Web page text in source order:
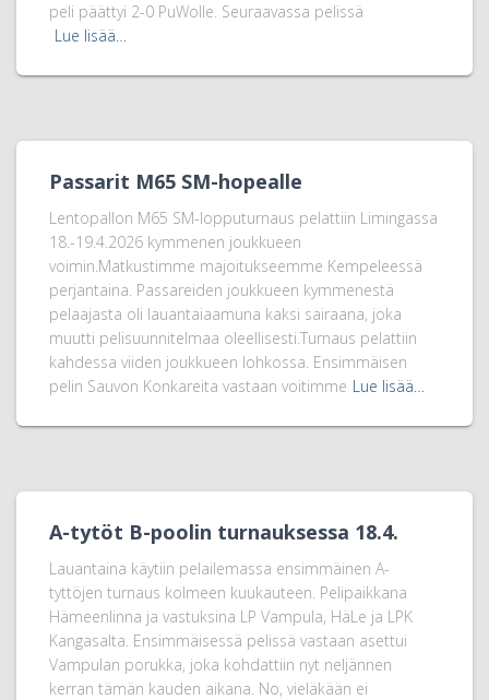
peli päättyi 2-0 PuWolle. Seuraavassa pelissä
Lue lisää…
Passarit M65 SM-hopealle
Lentopallon M65 SM-lopputurnaus pelattiin Limingassa
18.-19.4.2026 kymmenen joukkueen
voimin.Matkustimme majoitukseemme Kempeleessä
perjantaina. Passareiden joukkueen kymmenestä
pelaajasta oli lauantaiaamuna kaksi sairaana, joka
muutti pelisuunnitelmaa oleellisesti.Turnaus pelattiin
kahdessa viiden joukkueen lohkossa. Ensimmäisen
pelin Sauvon Konkareita vastaan voitimme Lue lisää…
A-tytöt B-poolin turnauksessa 18.4.
Lauantaina käytiin pelailemassa ensimmäinen A-
tyttöjen turnaus kolmeen kuukauteen. Pelipaikkana
Hämeenlinna ja vastuksina LP Vampula, HäLe ja LPK
Kangasalta. Ensimmäisessä pelissä vastaan asettui
Vampulan porukka, joka kohdattiin nyt neljännen
kerran tämän kauden aikana. No, vieläkään ei